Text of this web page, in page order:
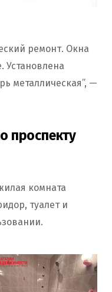
ремонт. Окна
Установлена
металлическая”, —
проспекту
комната
туалет и